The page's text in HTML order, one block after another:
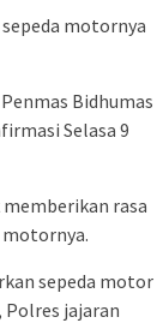
motornya
Bidhumas
Selasa 9
rasa
sepeda motor
jajaran